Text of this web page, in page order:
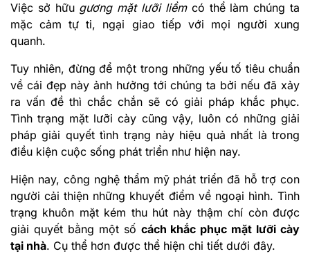
Việc sở hữu gương mặt lưỡi liềmcó thể làm chúng ta
mặc cảm tự ti, ngại giao tiếp với mọi người xung
quanh.
Tuy nhiên, đừng để một trong những yếu tố tiêu chuẩn
về cái đẹp này ảnh hưởng tới chúng ta bởi nếu đã xảy
ra vấn đề thì chắc chắn sẽ có giải pháp khắc phục.
Tình trạng mặt lưỡi cày cũng vậy, luôn có những giải
pháp giải quyết tình trạng này hiệu quả nhất là trong
điều kiện cuộc sống phát triển như hiện nay.
Hiện nay, công nghệ thẩm mỹ phát triển đã hỗ trợ con
người cải thiện những khuyết điểm về ngoại hình. Tình
trạng khuôn mặt kém thu hút này thậm chí còn được
giải quyết bằng một số cách khắc phục mặt lưỡi cày
tại nhà. Cụ thể hơn được thể hiện chi tiết dưới đây.